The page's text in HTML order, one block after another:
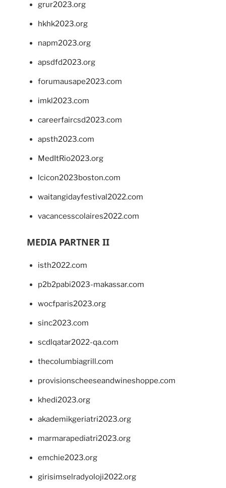
grur2023.org
hkhk2023.org
napm2023.org
apsdfd2023.org
forumausape2023.com
imkl2023.com
careerfaircsd2023.com
apsth2023.com
MedItRio2023.org
lcicon2023boston.com
waitangidayfestival2022.com
vacancesscolaires2022.com
MEDIA PARTNER II
isth2022.com
p2b2pabi2023-makassar.com
wocfparis2023.org
sinc2023.com
scdlqatar2022-qa.com
thecolumbiagrill.com
provisionscheeseandwineshoppe.com
khedi2023.org
akademikgeriatri2023.org
marmarapediatri2023.org
emchie2023.org
girisimselradyoloji2022.org